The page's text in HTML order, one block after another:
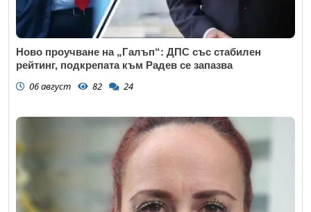
Ново проучване на „Галъп“: ДПС със стабилен
рейтинг, подкрепата към Радев се запазва
06 август 82 24